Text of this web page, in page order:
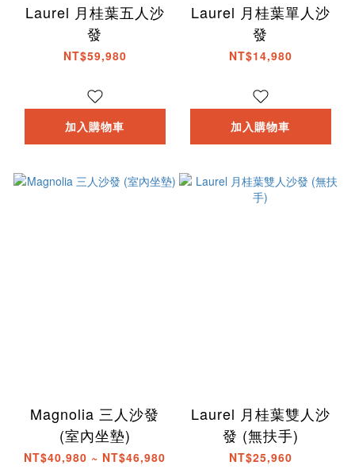
Laurel 月桂葉五人沙
發
NT$59,980
加入購物車
Laurel 月桂葉單人沙
發
NT$14,980
加入購物車
Magnolia 三人沙發
(室內坐墊)
NT$40,980 ~ NT$46,980
Laurel 月桂葉雙人沙
發 (無扶手)
NT$25,960